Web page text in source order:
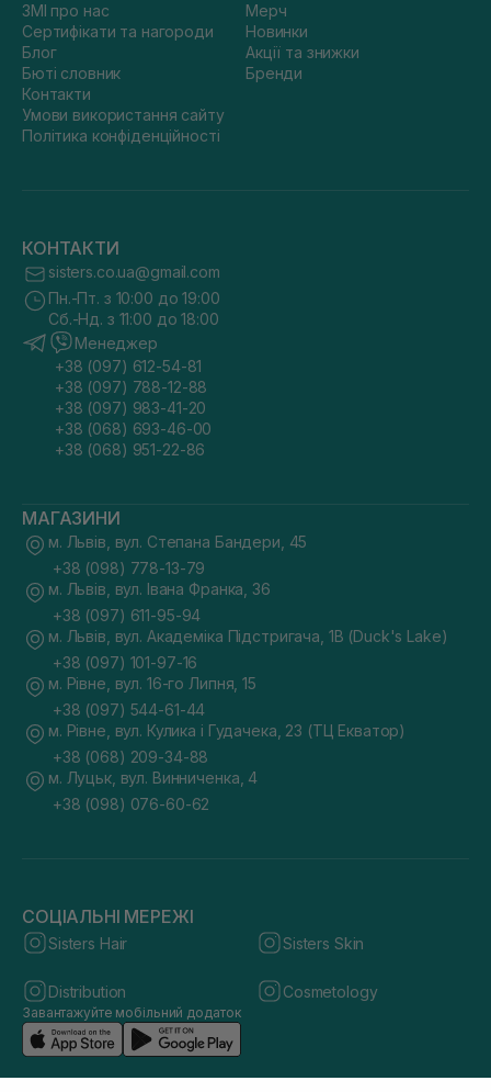
ЗМІ про нас
Сертифікати та нагороди
Блог
Бюті словник
Контакти
Умови використання сайту
Політика конфіденційності
Мерч
Новинки
Акції та знижки
Бренди
КОНТАКТИ
sisters.co.ua@gmail.com
Пн.-Пт. з 10:00 до 19:00
Сб.-Нд. з 11:00 до 18:00
Менеджер
+38 (097) 612-54-81
+38 (097) 788-12-88
+38 (097) 983-41-20
+38 (068) 693-46-00
+38 (068) 951-22-86
МАГАЗИНИ
м. Львів, вул. Степана Бандери, 45
+38 (098) 778-13-79
м. Львів, вул. Івана Франка, 36
+38 (097) 611-95-94
м. Львів, вул. Академіка Підстригача, 1В (Duck's Lake)
+38 (097) 101-97-16
м. Рівне, вул. 16-го Липня, 15
+38 (097) 544-61-44
м. Рівне, вул. Кулика і Гудачека, 23 (ТЦ Екватор)
+38 (068) 209-34-88
м. Луцьк, вул. Винниченка, 4
+38 (098) 076-60-62
СОЦІАЛЬНІ МЕРЕЖІ
Sisters Hair Sisters Skin
Distribution Cosmetology
Завантажуйте мобільний додаток